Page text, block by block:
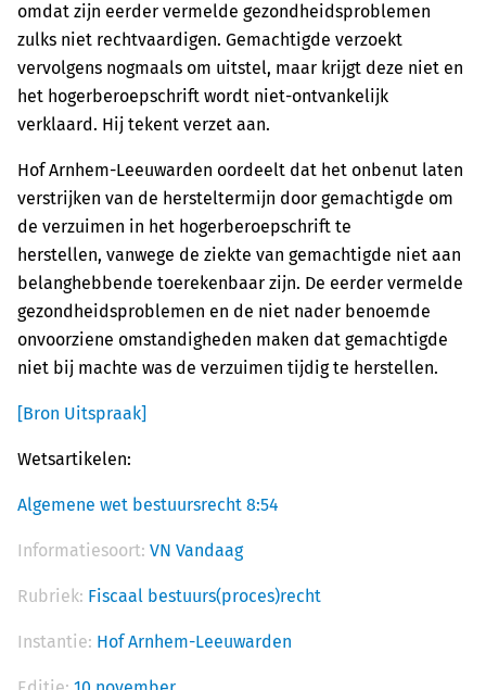
omdat zijn eerder vermelde gezondheidsproblemen
zulks niet rechtvaardigen. Gemachtigde verzoekt
vervolgens nogmaals om uitstel, maar krijgt deze niet en
het hogerberoepschrift wordt niet-ontvankelijk
verklaard. Hij tekent verzet aan.
Hof Arnhem-Leeuwarden oordeelt dat het onbenut laten
verstrijken van de hersteltermijn door gemachtigde om
de verzuimen in het hogerberoepschrift te
herstellen, vanwege de ziekte van gemachtigde niet aan
belanghebbende toerekenbaar zijn. De eerder vermelde
gezondheidsproblemen en de niet nader benoemde
onvoorziene omstandigheden maken dat gemachtigde
niet bij machte was de verzuimen tijdig te herstellen.
[Bron Uitspraak]
Wetsartikelen:
Algemene wet bestuursrecht 8:54
Informatiesoort: VN Vandaag
Rubriek: Fiscaal bestuurs(proces)recht
Instantie: Hof Arnhem-Leeuwarden